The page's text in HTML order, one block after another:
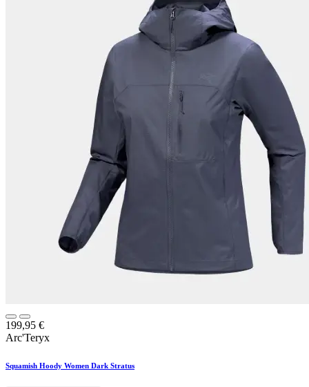
199,95 €
Arc'Teryx
Squamish Hoody Women Dark Stratus